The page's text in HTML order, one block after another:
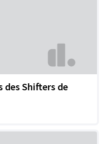
des Shifters de